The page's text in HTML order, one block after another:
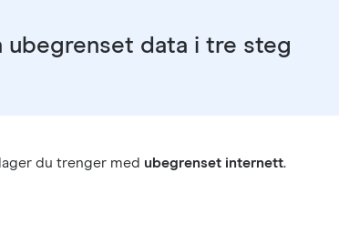
ubegrenset data i tre steg
du trenger med ubegrenset internett.